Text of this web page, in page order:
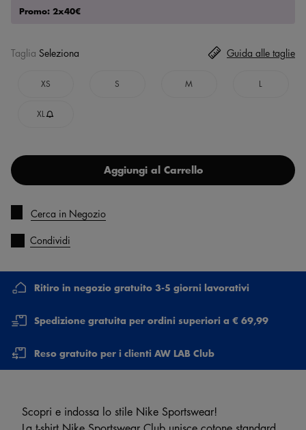
Promo: 2x40€
Taglia Seleziona
XS S M L
XL
Guida alle taglie
Aggiungi al Carrello
Cerca in Negozio
Condividi
Ritiro in negozio gratuito 3-5 giorni lavorativi
Spedizione gratuita per ordini superiori a € 69,99
Reso gratuito per i clienti AW LAB Club
Scopri e indossa lo stile Nike Sportswear!